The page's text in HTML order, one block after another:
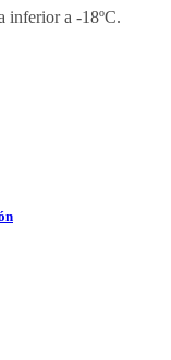
inferior a -18ºC.